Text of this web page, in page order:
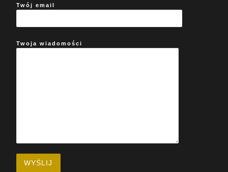
Twój email
Twoja wiadomości